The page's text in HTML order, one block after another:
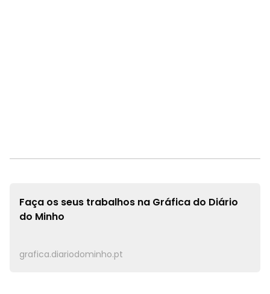
Faça os seus trabalhos na Gráfica do Diário
do Minho
grafica.diariodominho.pt